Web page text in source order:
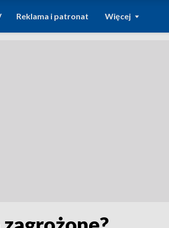
Reklama i patronat Więcej